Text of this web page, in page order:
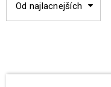
Od najlacnejších